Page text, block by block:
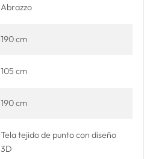
Abrazzo
190 cm
105 cm
190 cm
Tela tejido de punto con diseño
3D